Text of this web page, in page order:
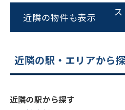
をお伝えいた
スムーズにご案内
平日 9:00〜
近隣の物件も表示
近隣の駅・エリアから
近隣の駅から探す